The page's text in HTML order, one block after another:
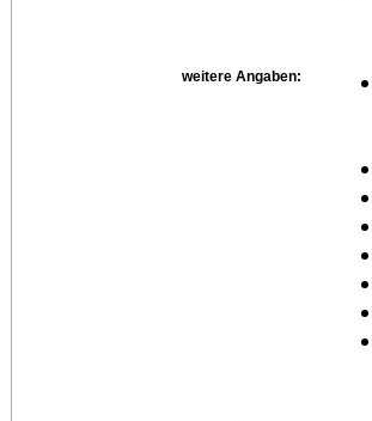
weitere Angaben: